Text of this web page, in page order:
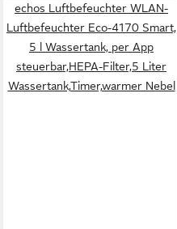
echos Luftbefeuchter WLAN-
Luftbefeuchter Eco-4170 Smart,
5 l Wassertank, per App
steuerbar,HEPA-Filter,5 Liter
Wassertank,Timer,warmer Nebel